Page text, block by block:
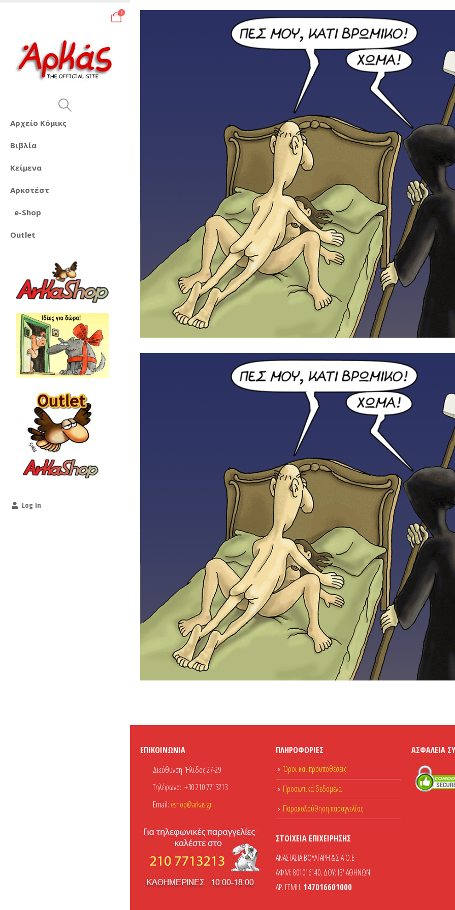
0
Αρχείο Κόμικς
Βιβλία
Κείμενα
Αρκοτέστ
e-Shop
Outlet
Log In
ΕΠΙΚΟΙΝΩΝΊΑ
Διεύθυνση:Ήλιδος 27-29
Τηλέφωνο::+30 210 7713213
Email: eshop@arkas.gr
ΠΛΗΡΟΦΟΡΊΕΣ
Όροι και προϋποθέσεις
Προσωπικά δεδομένα
Παρακολούθηση παραγγελίας
ΣΤΟΙΧΕΊΑ ΕΠΙΧΕΊΡΗΣΗΣ
ΑΝΑΣΤΑΣΙΑ ΒΟΥΛΓΑΡΗ & ΣΙΑ Ο.Ε
ΑΦΜ: 801016140, ΔΟΥ: ΙΒ' ΑΘΗΝΩΝ
ΑΡ. ΓΕΜΗ: 147016601000
ΑΣΦΆΛΕΙΑ